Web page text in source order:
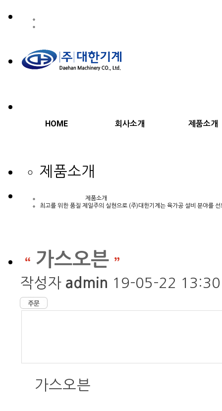
HOME 회사소개 제품소개
제품소개
제품소개
최고를 위한 품질 제일주의 실현으로 (주)대한기계는 육가공 설비 분야를
가스오븐
작성자 admin 19-05-22 13:30
가스오븐